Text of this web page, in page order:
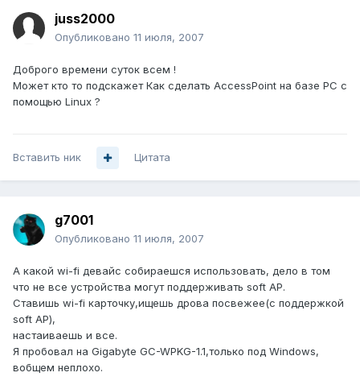
juss2000
Опубликовано 11 июля, 2007
Доброго времени суток всем !
Может кто то подскажет Как сделать AccessPoint на базе PC с
помощью Linux ?
Вставить ник Цитата
g7001
Опубликовано 11 июля, 2007
А какой wi-fi девайс собираешся использовать, дело в том
что не все устройства могут поддерживать soft AP.
Cтавишь wi-fi карточку,ищешь дрова посвежее(с поддержкой
soft AP),
настаиваешь и все.
Я пробовал на Gigabyte GC-WPKG-1.1,только под Windows,
вобщем неплохо.